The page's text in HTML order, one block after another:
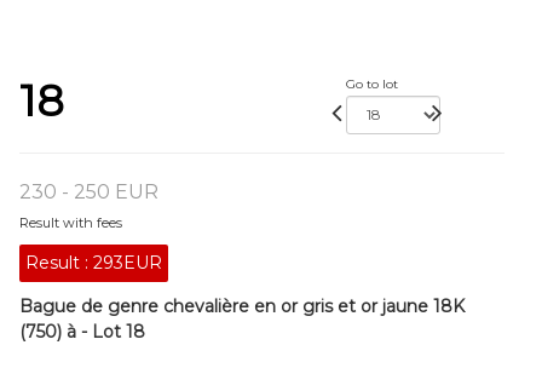
18 Go to lot
230 - 250 EUR
Result with fees
Result : 293EUR
Bague de genre chevalière en or gris et or jaune 18K
(750) à - Lot 18